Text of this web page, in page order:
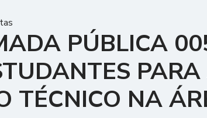
PÚBLICA
TÉCNICO NA